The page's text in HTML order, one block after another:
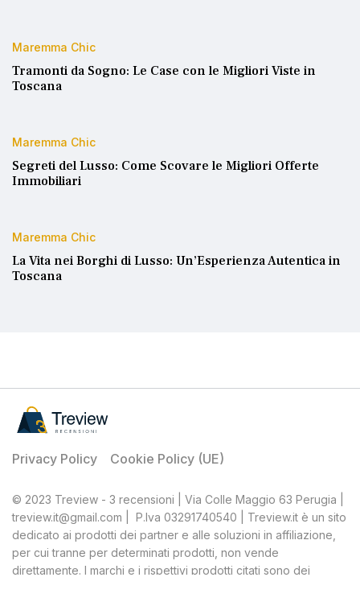
Maremma Chic
Tramonti da Sogno: Le Case con le Migliori Viste in
Toscana
Maremma Chic
Segreti del Lusso: Come Scovare le Migliori Offerte
Immobiliari
Maremma Chic
La Vita nei Borghi di Lusso: Un’Esperienza Autentica in
Toscana
Privacy Policy Cookie Policy (UE)
© 2023 Treview - 3 recensioni | Via Colle Maggio 63 Perugia |
treview.it@gmail.com | P.Iva 03291740540 | Treview.it è un sito
dedicato ai prodotti dei partner e alle soluzioni in affiliazione,
per cui tranne per determinati prodotti, non vende
direttamente. I marchi e i rispettivi prodotti citati sono dei